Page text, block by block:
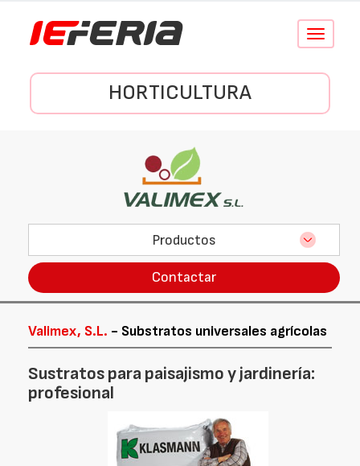
Conmutar
HORTICULTURA
Productos
Contactar
Valimex, S.L. - Substratos universales agrícolas
Sustratos para paisajismo y jardinería:
profesional